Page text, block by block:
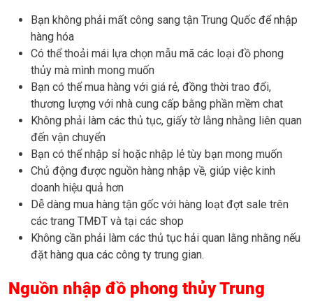
Bạn không phải mất công sang tận Trung Quốc để nhập
hàng hóa
Có thể thoải mái lựa chọn mẫu mã các loại đồ phong
thủy mà mình mong muốn
Bạn có thể mua hàng với giá rẻ, đồng thời trao đổi,
thương lượng với nhà cung cấp bằng phần mềm chat
Không phải làm các thủ tục, giấy tờ lằng nhằng liên quan
đến vận chuyển
Bạn có thể nhập sỉ hoặc nhập lẻ tùy bạn mong muốn
Chủ động được nguồn hàng nhập về, giúp việc kinh
doanh hiệu quả hơn
Dễ dàng mua hàng tận gốc với hàng loạt đợt sale trên
các trang TMĐT và tại các shop
Không cần phải làm các thủ tục hải quan lằng nhằng nếu
đặt hàng qua các công ty trung gian.
Nguồn nhập đồ phong thủy Trung